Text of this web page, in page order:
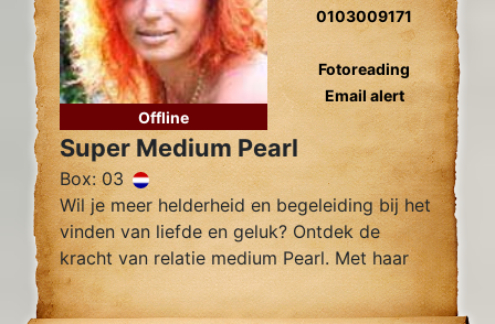
Offline
0103009171
Fotoreading
Email alert
Super Medium Pearl
Box: 03
Wil je meer helderheid en begeleiding bij het
vinden van liefde en geluk? Ontdek de
kracht van relatie medium Pearl. Met haar
intuïtieve vermogens en nauwkeurige
inzichten kan Pearl je helpen bij het